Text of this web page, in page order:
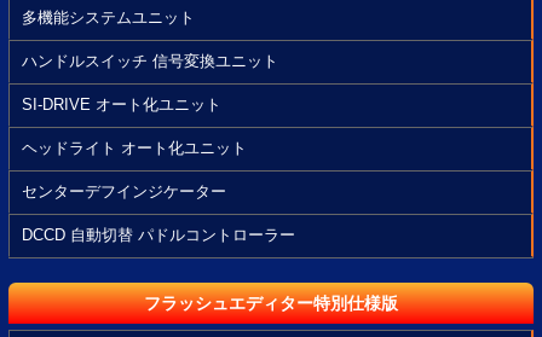
多機能システムユニット
ハンドルスイッチ 信号変換ユニット
SI-DRIVE オート化ユニット
ヘッドライト オート化ユニット
センターデフインジケーター
DCCD 自動切替 パドルコントローラー
フラッシュエディター特別仕様版